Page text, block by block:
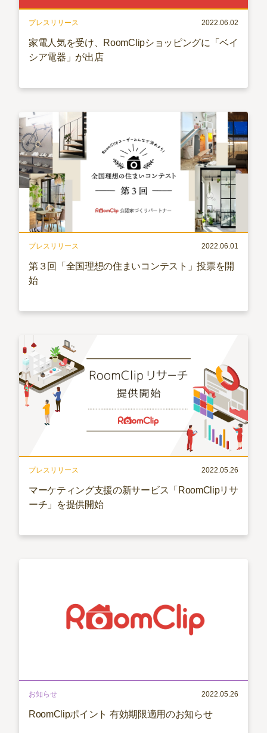
プレスリリース 2022.06.02
家電人気を受け、RoomClipショッピングに「ベイ
シア電器」が出店
プレスリリース 2022.06.01
第３回「全国理想の住まいコンテスト」投票を開
始
プレスリリース 2022.05.26
マーケティング支援の新サービス「RoomClipリサ
ーチ」を提供開始
お知らせ 2022.05.26
RoomClipポイント 有効期限適用のお知らせ